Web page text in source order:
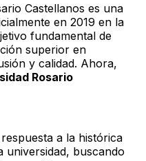
Castellanos es una
en 2019 en la
fundamental de
superior en
y calidad. Ahora,
Rosario
a la histórica
universidad, buscando